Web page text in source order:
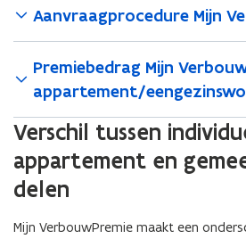
Aanvraagprocedure Mijn
Premiebedrag Mijn
appartement/
Verschil tussen
appartement en
delen
Mijn VerbouwPremie maakt een